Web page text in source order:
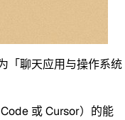
「聊天应用与操作系统
或 Cursor）的能